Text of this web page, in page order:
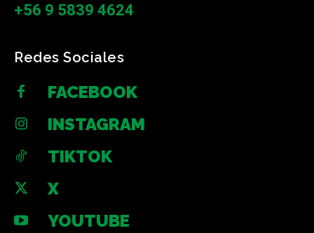
+56 9 5839 4624
Redes Sociales
FACEBOOK
INSTAGRAM
TIKTOK
X
YOUTUBE